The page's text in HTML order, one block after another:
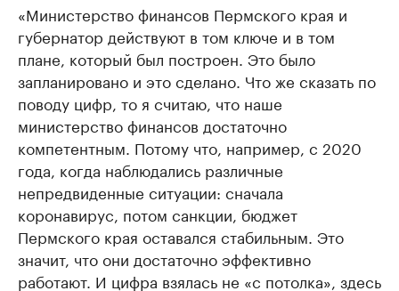
«Министерство финансов Пермского края и
губернатор действуют в том ключе и в том
плане, который был построен. Это было
запланировано и это сделано. Что же сказать по
поводу цифр, то я считаю, что наше
министерство финансов достаточно
компетентным. Потому что, например, с 2020
года, когда наблюдались различные
непредвиденные ситуации: сначала
коронавирус, потом санкции, бюджет
Пермского края оставался стабильным. Это
значит, что они достаточно эффективно
работают. И цифра взялась не «с потолка», здесь